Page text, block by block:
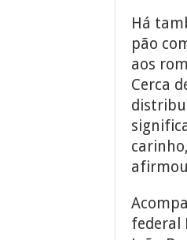
Há
pão
aos
Cerca
federal